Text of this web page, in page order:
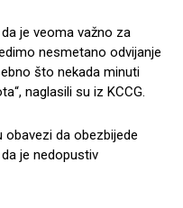
je veoma važno za
nesmetano odvijanje
što nekada minuti
naglasili su iz KCCG.
obavezi da obezbijede
je nedopustiv